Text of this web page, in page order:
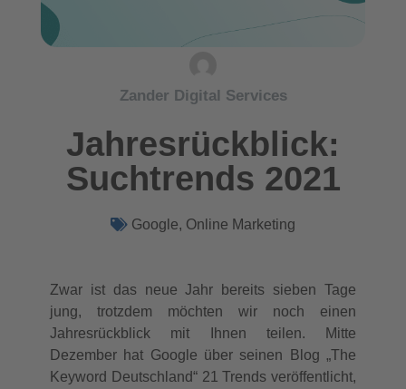
Zander Digital Services
Jahresrückblick:
Suchtrends 2021
Google, Online Marketing
Zwar ist das neue Jahr bereits sieben Tage
jung, trotzdem möchten wir noch einen
Jahresrückblick mit Ihnen teilen. Mitte
Dezember hat Google über seinen Blog „The
Keyword Deutschland“ 21 Trends veröffentlicht,